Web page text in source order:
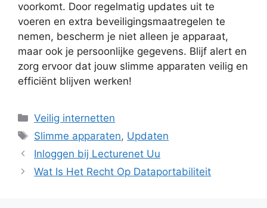
voorkomt. Door regelmatig updates uit te
voeren en extra beveiligingsmaatregelen te
nemen, bescherm je niet alleen je apparaat,
maar ook je persoonlijke gegevens. Blijf alert en
zorg ervoor dat jouw slimme apparaten veilig en
efficiënt blijven werken!
Categorieën
Veilig internetten
Tags
Slimme apparaten, Updaten
Inloggen bij Lecturenet Uu
Wat Is Het Recht Op Dataportabiliteit